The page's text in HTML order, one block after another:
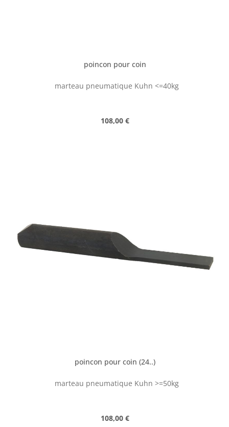
poincon pour coin
marteau pneumatique Kuhn <=40kg
Prix régulier :
108,00 €
poincon pour coin (24..)
marteau pneumatique Kuhn >=50kg
Prix régulier :
108,00 €